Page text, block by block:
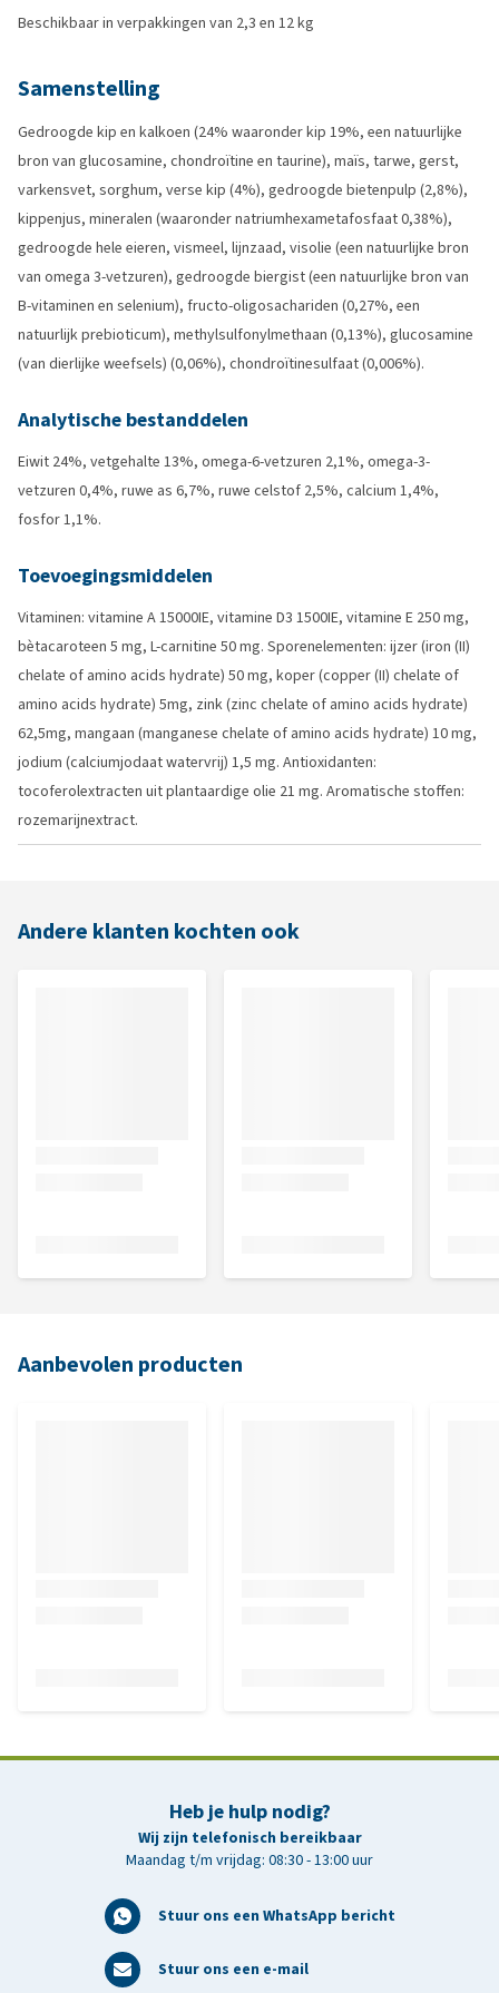
Beschikbaar in verpakkingen van 2,3 en 12 kg
Samenstelling
Gedroogde kip en kalkoen (24% waaronder kip 19%, een natuurlijke
bron van glucosamine, chondroïtine en taurine), maïs, tarwe, gerst,
varkensvet, sorghum, verse kip (4%), gedroogde bietenpulp (2,8%),
kippenjus, mineralen (waaronder natriumhexametafosfaat 0,38%),
gedroogde hele eieren, vismeel, lijnzaad, visolie (een natuurlijke bron
van omega 3-vetzuren), gedroogde biergist (een natuurlijke bron van
B-vitaminen en selenium), fructo-oligosachariden (0,27%, een
natuurlijk prebioticum), methylsulfonylmethaan (0,13%), glucosamine
(van dierlijke weefsels) (0,06%), chondroïtinesulfaat (0,006%).
Analytische bestanddelen
Eiwit 24%, vetgehalte 13%, omega-6-vetzuren 2,1%, omega-3-
vetzuren 0,4%, ruwe as 6,7%, ruwe celstof 2,5%, calcium 1,4%,
fosfor 1,1%.
Toevoegingsmiddelen
Vitaminen: vitamine A 15000IE, vitamine D3 1500IE, vitamine E 250 mg,
bètacaroteen 5 mg, L-carnitine 50 mg. Sporenelementen: ijzer (iron (II)
chelate of amino acids hydrate) 50 mg, koper (copper (II) chelate of
amino acids hydrate) 5mg, zink (zinc chelate of amino acids hydrate)
62,5mg, mangaan (manganese chelate of amino acids hydrate) 10 mg,
jodium (calciumjodaat watervrij) 1,5 mg. Antioxidanten:
tocoferolextracten uit plantaardige olie 21 mg. Aromatische stoffen:
rozemarijnextract.
Andere klanten kochten ook
Aanbevolen producten
Heb je hulp nodig?
Wij zijn telefonisch bereikbaar
Maandag t/m vrijdag: 08:30 - 13:00 uur
Stuur ons een WhatsApp bericht
Stuur ons een e-mail